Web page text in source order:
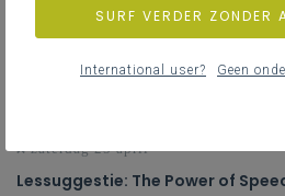
dat steeds beter te lukken.
de droom van
te ontwerpen.
zaterdag 25 april
Lessuggestie: The Power of
SURF VERDER ZONDER
International user? Geen